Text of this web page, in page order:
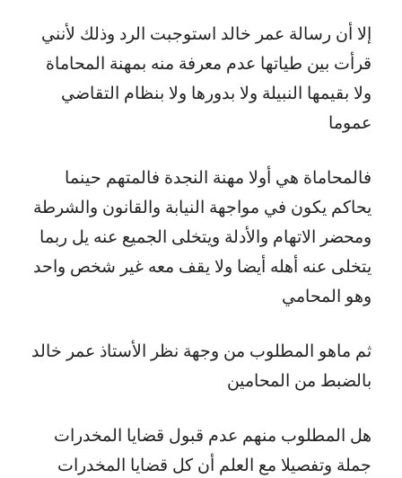
إلا أن رسالة عمر خالد استوجبت الرد وذلك لأنني
قرأت بين طياتها عدم معرفة منه بمهنة المحاماة
ولا بقيمها النبيلة ولا بدورها ولا بنظام التقاضي
عموما
فالمحاماة هي أولا مهنة النجدة فالمتهم حينما
يحاكم يكون في مواجهة النيابة والقانون والشرطة
ومحضر الاتهام والأدلة ويتخلى الجميع عنه يل ربما
يتخلى عنه أهله أيضا ولا يقف معه غير شخص واحد
وهو المحامي
ثم ماهو المطلوب من وجهة نظر الأستاذ عمر خالد
بالضبط من المحامين
هل المطلوب منهم عدم قبول قضايا المخدرات
جملة وتفصيلا مع العلم أن كل قضايا المخدرات